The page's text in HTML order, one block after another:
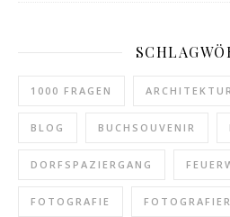
1000 FRAGEN
BLOG BUCHSOUVENIR
DORFSPAZIERGANG
FOTOGRAFIE